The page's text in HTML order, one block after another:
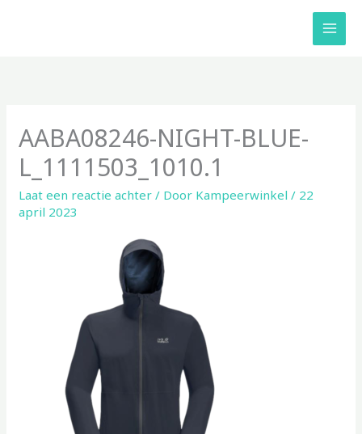
AABA08246-NIGHT-BLUE-
L_1111503_1010.1
Laat een reactie achter / Door Kampeerwinkel/ 22
april 2023